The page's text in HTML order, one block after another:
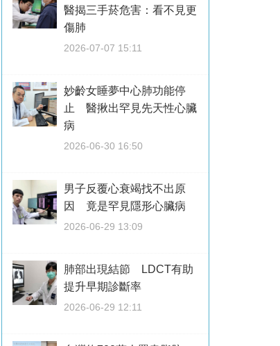
醫揭三手菸危害：看不見更
傷肺
2026-07-07 15:11
妙齡女睡夢中心肺功能停
止 醫揪出罕見先天性心臟
病
2026-06-30 16:50
男子反覆心衰竭找不出原
因 竟是罕見隱形心臟病
2026-06-29 13:09
肺部出現結節 LDCT有助
提升早期診斷率
2026-06-29 12:11